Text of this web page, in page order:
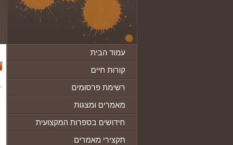
עמוד הבית
קורות חיים
רשימת פרסומים
מאמרים ומצגות
חידושים בספרות המקצועית
תקצירי מאמרים